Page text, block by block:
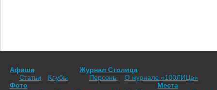
Афиша
Статьи
Клубы
Журнал Столица
Персоны
О журнале «100ЛИЦа»
Фото
Места